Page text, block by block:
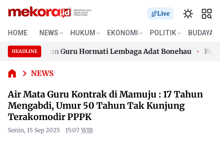
Live
HOME NEWS HUKUM EKONOMI POLITIK BUDAYA
HEADLINE
Oknum Guru Hormati Lembaga Adat Bonehau Paksa
Oknum Guru Hormati Lembaga Adat Bonehau
NEWS
Guru
Mamuju : 17
Mengabdi,
Tahun Tak
Kunjung
Terakomodir
Air Mata Guru Kontrak di Mamuju : 17 Tahun
Mengabdi, Umur 50 Tahun Tak Kunjung
Terakomodir PPPK
Senin, 15 Sep 2025 15:07 WIB